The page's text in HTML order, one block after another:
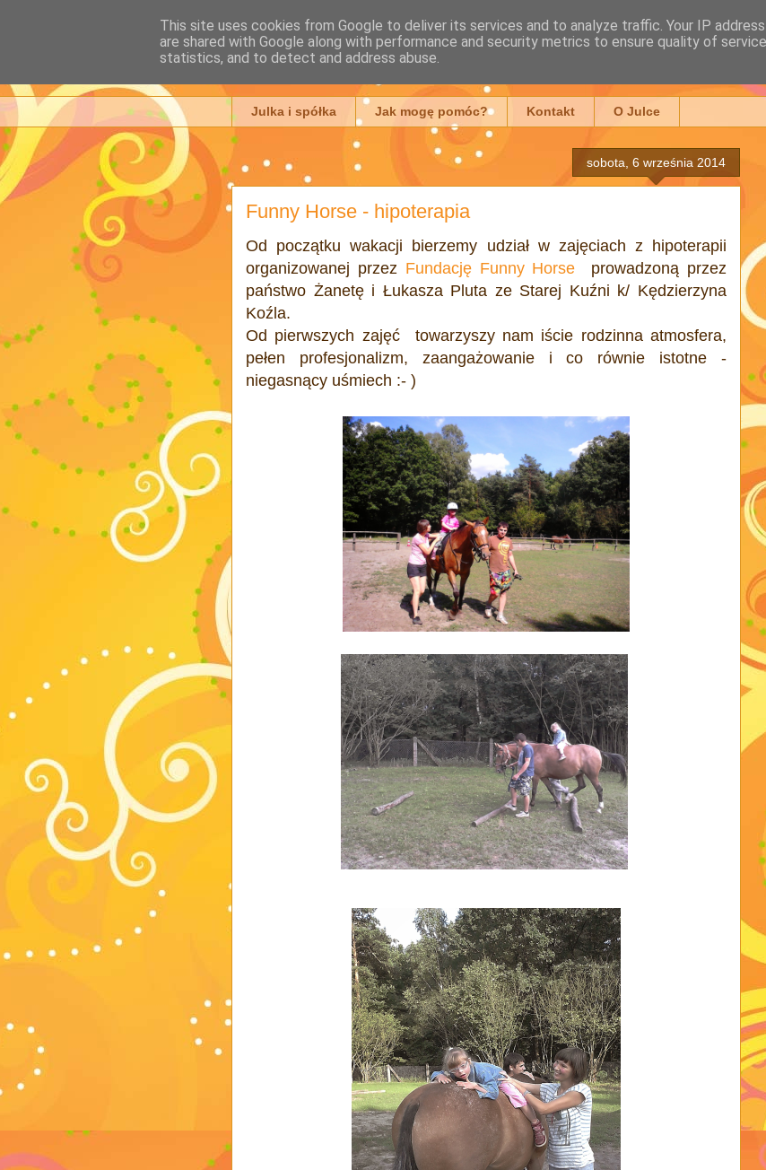
Julia Adamowska
Julka i spółka Jak mogę pomóc? Kontakt O Julce
sobota, 6 września 2014
Funny Horse - hipoterapia
Od początku wakacji bierzemy udział w zajęciach z hipoterapii
organizowanej przez Fundację Funny Horse prowadzoną przez
państwo Żanetę i Łukasza Pluta ze Starej Kuźni k/ Kędzierzyna
Koźla.
Od pierwszych zajęć towarzyszy nam iście rodzinna atmosfera,
pełen profesjonalizm, zaangażowanie i co równie istotne -
niegasnący uśmiech :- )
This site uses cookies from Google to deliver its services and to analyze traffic. Your IP
are shared with Google along with performance and security metrics to ensure quality of
statistics, and to detect and address abuse.